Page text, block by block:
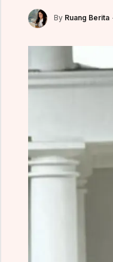
By Ruang Berita